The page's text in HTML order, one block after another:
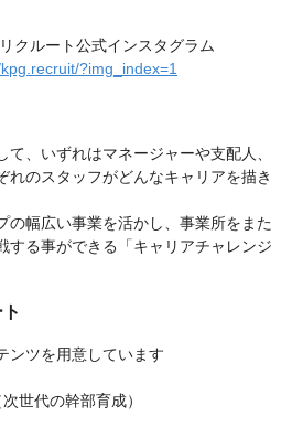
クルート公式インスタグラム
?img_index=1
て、いずれはマネージャーや支配人、
れのスタッフがどんなキャリアを描き
の幅広い事業を活かし、事業所をまた
する事ができる「キャリアチャレンジ
ンツを用意しています
世代の幹部育成）